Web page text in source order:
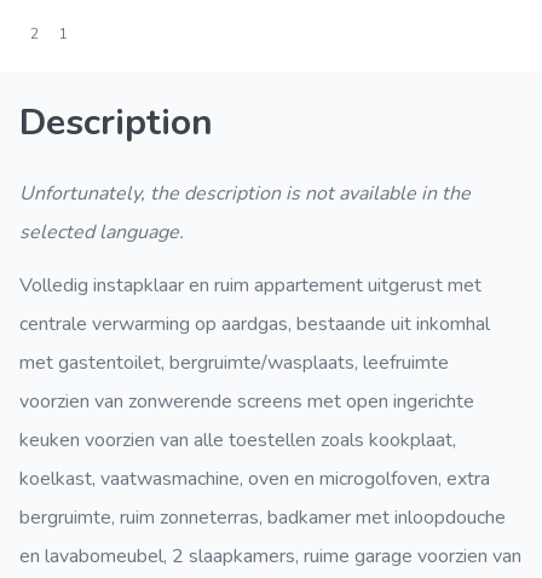
2 1
Description
Unfortunately, the description is not available in the
selected language.
Volledig instapklaar en ruim appartement uitgerust met
centrale verwarming op aardgas, bestaande uit inkomhal
met gastentoilet, bergruimte/wasplaats, leefruimte
voorzien van zonwerende screens met open ingerichte
keuken voorzien van alle toestellen zoals kookplaat,
koelkast, vaatwasmachine, oven en microgolfoven, extra
bergruimte, ruim zonneterras, badkamer met inloopdouche
en lavabomeubel, 2 slaapkamers, ruime garage voorzien van